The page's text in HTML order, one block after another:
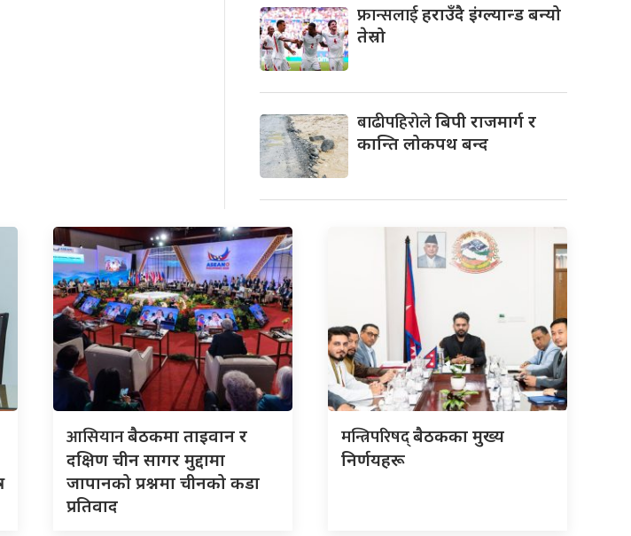
फ्रान्सलाईहराउँदै इंग्ल्यान्ड बन्यो
तेस्रो
बाढीपहिरोलेबिपी राजमार्ग र
कान्ति लोकपथ बन्द
आसियानबैठकमा ताइवान र
दक्षिण चीन सागर मुद्दामा
जापानको प्रश्नमा चीनको कडा
प्रतिवाद
मन्त्रिपरिषद्बैठकका मुख्य
निर्णयहरू